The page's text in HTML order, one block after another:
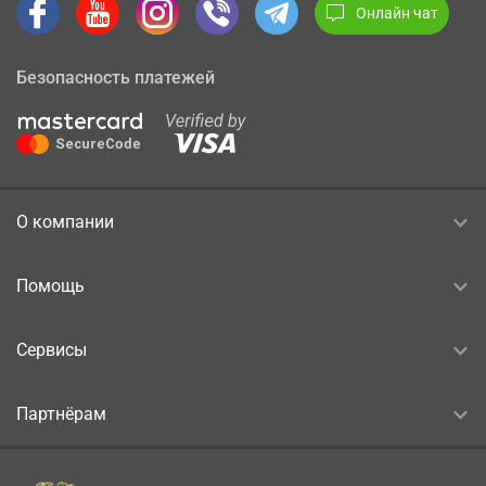
Онлайн чат
Безопасность платежей
О компании
Помощь
Сервисы
Партнёрам